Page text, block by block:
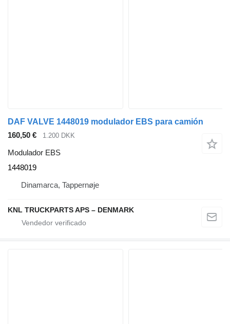
DAF VALVE 1448019 modulador EBS para camión
160,50 €
1.200 DKK
Modulador EBS
1448019
Dinamarca, Tappernøje
KNL TRUCKPARTS APS – DENMARK